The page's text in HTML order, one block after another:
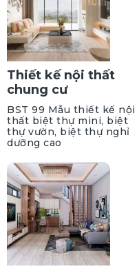
Thiết kế nội thất
chung cư
BST 99 Mẫu thiết kế nội
thất biệt thự mini, biệt
thự vườn, biệt thự nghỉ
dưỡng cao